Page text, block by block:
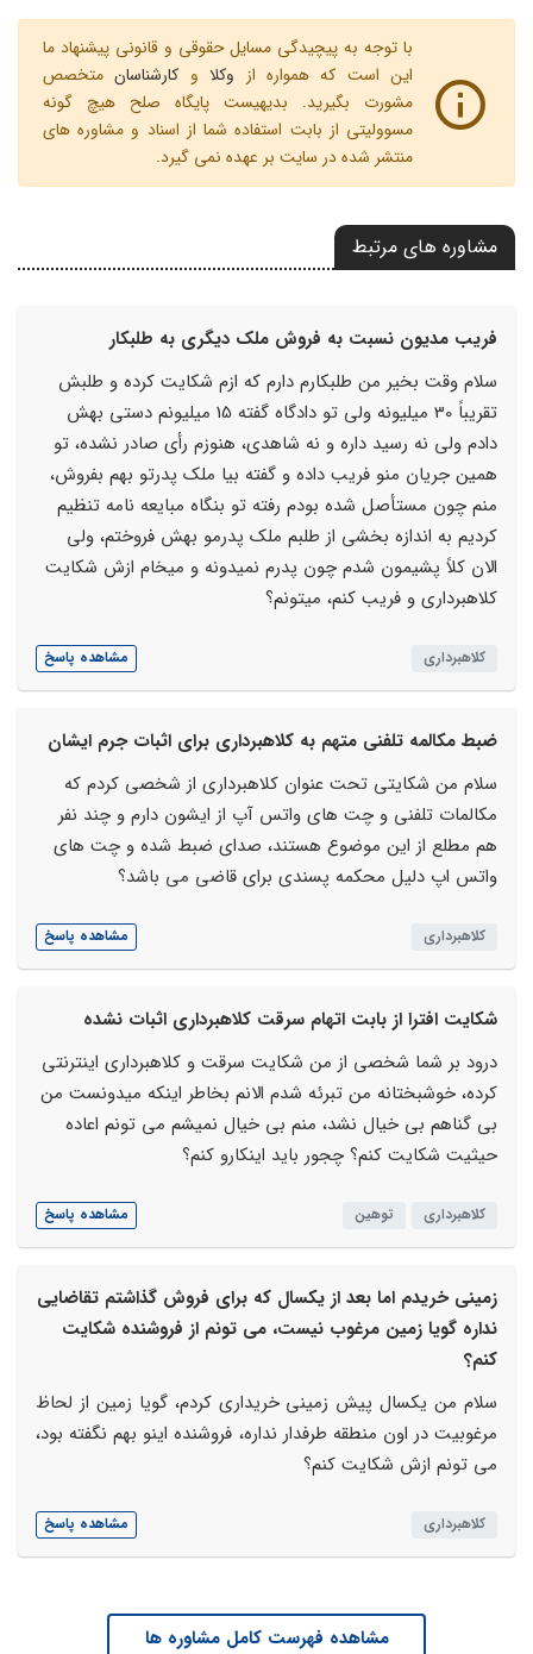
با توجه به پیچیدگی مسایل حقوقی و قانونی پیشنهاد ما
این است که همواره از وکلاو کارشناسانمتخصص
مشورت بگیرید. بدیهیست پایگاه صلح هیچ گونه
مسوولیتی از بابت استفاده شما از اسناد و مشاوره های
منتشر شده در سایت بر عهده نمی گیرد.
مشاوره های مرتبط
فریب مدیون نسبت به فروش ملک دیگری به طلبکار
سلام وقت بخیر من طلبکارم دارم که ازم شکایت کرده و طلبش
تقریباً 30 میلیونه ولی تو دادگاه گفته 15 میلیونم دستی بهش
دادم ولی نه رسید داره و نه شاهدی، هنوزم رأی صادر نشده، تو
همین جریان منو فریب داده و گفته بیا ملک پدرتو بهم بفروش،
منم چون مستأصل شده بودم رفته تو بنگاه مبایعه نامه تنظیم
کردیم به اندازه بخشی از طلبم ملک پدرمو بهش فروختم، ولی
الان کلاً پشیمون شدم چون پدرم نمیدونه و میخام ازش شکایت
کلاهبرداری و فریب کنم، میتونم؟
کلاهبرداری مشاهده پاسخ
ضبط مکالمه تلفنی متهم به کلاهبرداری برای اثبات جرم ایشان
سلام من شکایتی تحت عنوان کلاهبرداری از شخصی کردم که
مکالمات تلفنی و چت های واتس آپ از ایشون دارم و چند نفر
هم مطلع از این موضوع هستند، صدای ضبط شده و چت های
واتس اپ دلیل محکمه پسندی برای قاضی می باشد؟
کلاهبرداری مشاهده پاسخ
شکایت افترا از بابت اتهام سرقت کلاهبرداری اثبات نشده
درود بر شما شخصی از من شکایت سرقت و کلاهبرداری اینترنتی
کرده، خوشبختانه من تبرئه شدم الانم بخاطر اینکه میدونست من
بی گناهم بی خیال نشد، منم بی خیال نمیشم می تونم اعاده
حیثیت شکایت کنم؟ چجور باید اینکارو کنم؟
کلاهبرداری توهین مشاهده پاسخ
زمینی خریدم اما بعد از یکسال که برای فروش گذاشتم تقاضایی
نداره گویا زمین مرغوب نیست، می تونم از فروشنده شکایت
کنم؟
سلام من یکسال پیش زمینی خریداری کردم، گویا زمین از لحاظ
مرغوبیت در اون منطقه طرفدار نداره، فروشنده اینو بهم نگفته بود،
می تونم ازش شکایت کنم؟
کلاهبرداری مشاهده پاسخ
مشاهده فهرست کامل مشاوره ها